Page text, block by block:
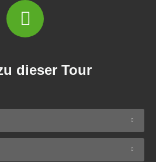
dieser Tour